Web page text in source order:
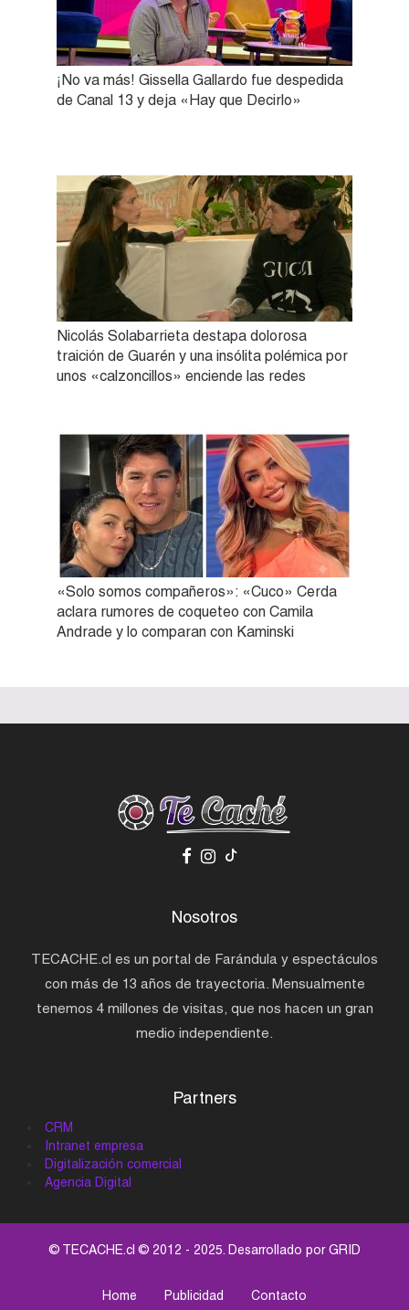
¡No va más! Gissella Gallardo fue despedida
de Canal 13 y deja «Hay que Decirlo»
Nicolás Solabarrieta destapa dolorosa
traición de Guarén y una insólita polémica por
unos «calzoncillos» enciende las redes
«Solo somos compañeros»: «Cuco» Cerda
aclara rumores de coqueteo con Camila
Andrade y lo comparan con Kaminski
Nosotros
TECACHE.cl es un portal de Farándula y espectáculos
con más de 13 años de trayectoria. Mensualmente
tenemos 4 millones de visitas, que nos hacen un gran
medio independiente.
Partners
CRM
Intranet empresa
Digitalización comercial
Agencia Digital
© TECACHE.cl © 2012 - 2025. Desarrollado porGRID
Home Publicidad Contacto